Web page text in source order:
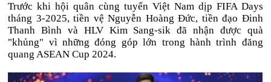
Trước khi hội quân cùng tuyển Việt Nam dịp FIFA Days
tháng 3-2025, tiền vệ Nguyễn Hoàng Đức, tiền đạo Đinh
Thanh Bình và HLV Kim Sang-sik đã nhận được quà
"khủng" vì những đóng góp lớn trong hành trình đăng
quang ASEAN Cup 2024.